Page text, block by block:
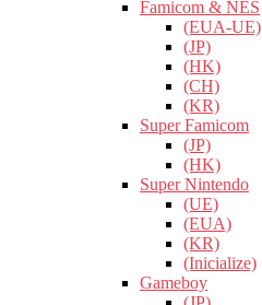
Famicom & NES
(EUA-UE)
(JP)
(HK)
(CH)
(KR)
Super Famicom
(JP)
(HK)
Super Nintendo
(UE)
(EUA)
(KR)
(Inicialize)
Gameboy